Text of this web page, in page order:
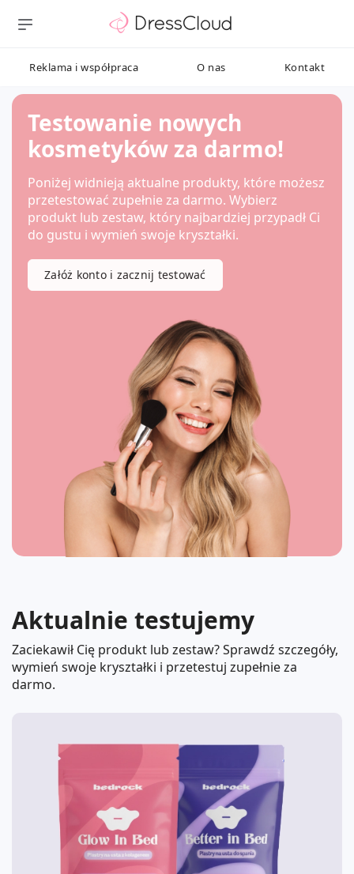
Reklama i współpraca O nas Kontakt
Testowanie nowych
kosmetyków za darmo!
Poniżej widnieją aktualne produkty, które możesz
przetestować zupełnie za darmo. Wybierz
produkt lub zestaw, który najbardziej przypadł Ci
do gustu i wymień swoje kryształki.
Załóż konto i zacznij testować
Aktualnie testujemy
Zaciekawił Cię produkt lub zestaw? Sprawdź szczegóły,
wymień swoje kryształki i przetestuj zupełnie za
darmo.